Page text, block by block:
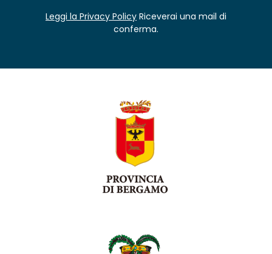
Leggi la Privacy Policy Riceverai una mail di
conferma.